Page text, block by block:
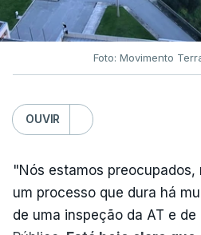
7
nega
tenha
onde
Foto: Movimento
OUVIR
"Nós estamos preocupados,
um processo que dura há
de uma inspeção da AT e